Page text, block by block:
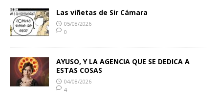
Las viñetas de Sir Cámara
05/08/2026
0
AYUSO, Y LA AGENCIA QUE SE DEDICA A
ESTAS COSAS
04/08/2026
4